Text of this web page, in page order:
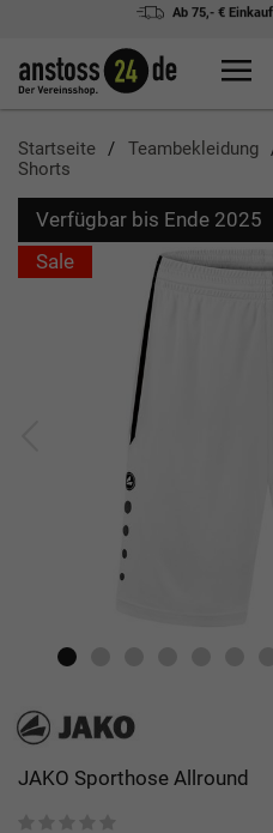
Ab 75,- € Einkauf
Startseite Teambekleidung
Shorts
Verfügbar bis Ende 2025
Sale
JAKO Sporthose Allround